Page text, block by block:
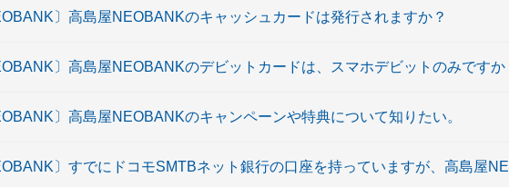
〕高島屋NEOBANKのキャッシュカードは発行されますか？
〕高島屋NEOBANKのデビットカードは、スマホデビットのみですか
〕高島屋NEOBANKのキャンペーンや特典について知りたい。
〕すでにドコモSMTBネット銀行の口座を持っていますが、高島屋